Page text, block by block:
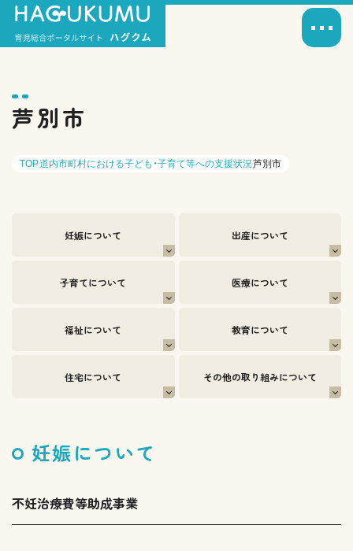
芦別市
TOP道内市町村における子ども・子育て等への支援状況芦別市
妊娠について 出産について
子育てについて 医療について
福祉について 教育について
住宅について その他の取り組みについて
妊娠について
不妊治療費等助成事業